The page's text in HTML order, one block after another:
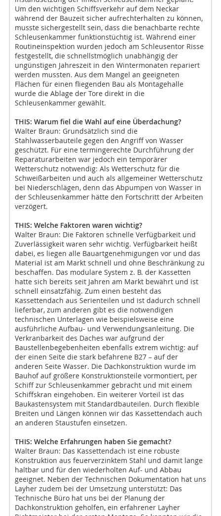
Um den wichtigen Schiffsverkehr auf dem Neckar
während der Bauzeit sicher aufrechterhalten zu können,
musste sichergestellt sein, dass die benachbarte rechte
Schleusenkammer funktionstüchtig ist. Während einer
Routineinspektion wurden jedoch am Schleusentor Risse
festgestellt, die schnellstmöglich unabhängig der
ungünstigen Jahreszeit in den Wintermonaten repariert
werden mussten. Aus dem Mangel an geeigneten
Flächen für einen fliegenden Bau als Montagehalle
wurde die Ablage der Tore direkt in die
Schleusenkammer gewählt.
THIS: Warum fiel die Wahl auf eine Überdachung?
Walter Braun: Grundsätzlich sind die
Stahlwasserbauteile gegen den Angriff von Wasser
geschützt. Für eine termingerechte Durchführung der
Reparaturarbeiten war jedoch ein temporärer
Wetterschutz notwendig: Als Wetterschutz für die
Schweißarbeiten und auch als allgemeiner Wetterschutz
bei Niederschlägen, denn das Abpumpen von Wasser in
der Schleusenkammer hätte den Fortschritt der Arbeiten
verzögert.
THIS: Welche Faktoren waren wichtig?
Walter Braun: Die Faktoren schnelle Verfügbarkeit und
Zuverlässigkeit waren sehr wichtig. Verfügbarkeit heißt
dabei, es liegen alle Bauartgenehmigungen vor und das
Material ist am Markt schnell und ohne Beschränkung zu
beschaffen. Das modulare System z. B. der Kassetten
hatte sich bereits seit Jahren am Markt bewährt und ist
schnell einsatzfähig. Zum einen besteht das
Kassettendach aus Serienteilen und ist dadurch schnell
lieferbar, zum anderen gibt es die notwendigen
technischen Unterlagen wie beispielsweise eine
ausführliche Aufbau- und Verwendungsanleitung. Die
Verkranbarkeit des Daches war aufgrund der
Baustellenbegebenheiten ebenfalls extrem wichtig: auf
der einen Seite die stark befahrene B27 – auf der
anderen Seite Wasser. Die Dachkonstruktion wurde im
Bauhof auf größere Konstruktionsteile vormontiert, per
Schiff zur Schleusenkammer gebracht und mit einem
Schiffskran eingehoben. Ein weiterer Vorteil ist das
Baukastensystem mit Standardbauteilen. Durch flexible
Breiten und Längen können wir das Kassettendach auch
an anderen Staustufen einsetzen.
THIS: Welche Erfahrungen haben Sie gemacht?
Walter Braun: Das Kassettendach ist eine robuste
Konstruktion aus feuerverzinktem Stahl und damit lange
haltbar und für den wiederholten Auf- und Abbau
geeignet. Neben der Technischen Dokumentation hat uns
Layher zudem bei der Umsetzung unterstützt: Das
Technische Büro hat uns bei der Planung der
Dachkonstruktion geholfen, ein erfahrener Layher